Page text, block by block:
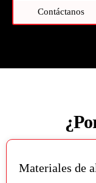
Contáctanos
Materiales de